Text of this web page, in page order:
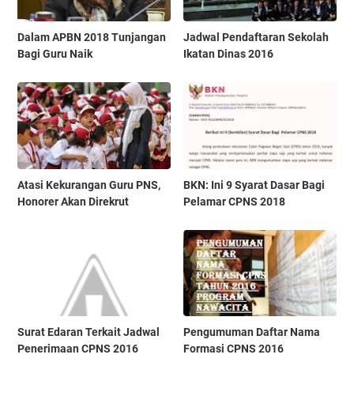
Dalam APBN 2018 Tunjangan
Bagi Guru Naik
Jadwal Pendaftaran Sekolah
Ikatan Dinas 2016
Atasi Kekurangan Guru PNS,
Honorer Akan Direkrut
BKN: Ini 9 Syarat Dasar Bagi
Pelamar CPNS 2018
Surat Edaran Terkait Jadwal
Penerimaan CPNS 2016
Pengumuman Daftar Nama
Formasi CPNS 2016